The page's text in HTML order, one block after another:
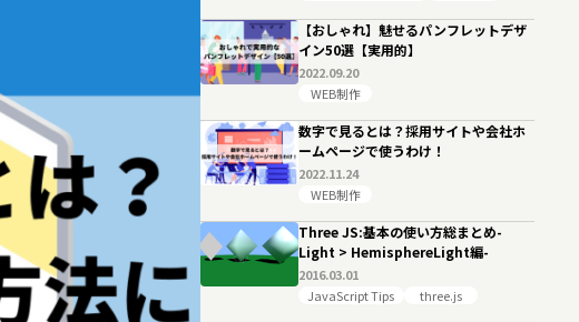
【おしゃれ】魅せるパンフレットデザ
イン50選【実用的】
2022.09.20
WEB制作
数字で見るとは？採用サイトや会社ホ
ームページで使うわけ！
2022.11.24
WEB制作
Three JS:基本の使い方総まとめ-
Light > HemisphereLight編-
2016.03.01
JavaScript Tips
three.js